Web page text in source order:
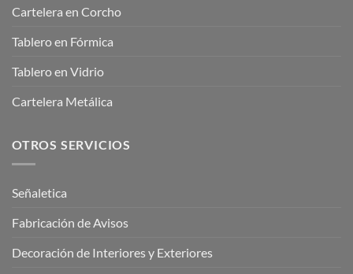
Cartelera en Corcho
Tablero en Fórmica
Tablero en Vidrio
Cartelera Metálica
OTROS SERVICIOS
Señaletica
Fabricación de Avisos
Decoración de Interiores y Exteriores